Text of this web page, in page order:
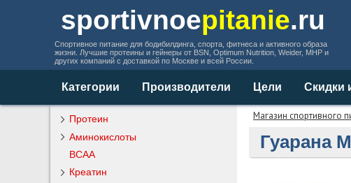
sportivnoepitanie.ru
Спортивное питание для бодибилдинга, спорта, фитнеса и активного образа
жизни. Лучшие протеины и гейнеры от BSN, Optimum Nutrition, Weider, MHP и
других компаний с доставкой по Москве и всей России.
Категории Производители Цели Скидки
Магазин спортивного
Гуарана
Протеин
Аминокислоты
BCAA
Креатин